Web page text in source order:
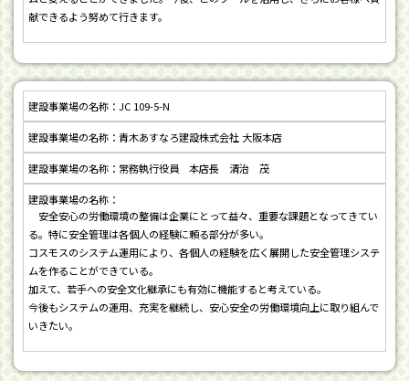
献できるよう努めて行きます。
JC 109-5-N
青木あすなろ建設株式会社 大阪本店
常務執行役員 本店長 清治 茂
安全安心の労働環境の整備は企業にとって益々、重要な課題となってきてい
る。特に安全管理は各個人の経験に頼る部分が多い。
コスモスのシステム運用により、各個人の経験を広く展開した安全管理システ
ムを作ることができている。
加えて、若手への安全文化継承にも有効に機能すると考えている。
今後もシステムの運用、充実を継続し、安心安全の労働環境向上に取り組んで
いきたい。